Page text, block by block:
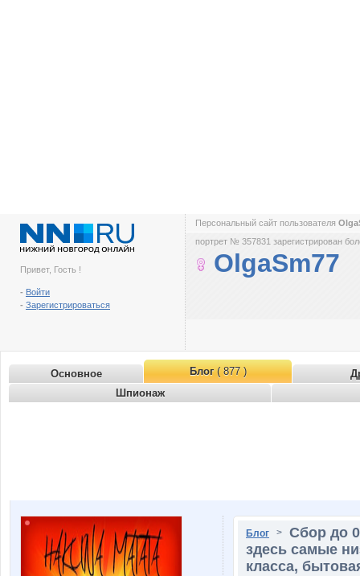
Привет, Гость !
- Войти
- Зарегистрироваться
Персональный сайт пользователя
портрет № 357831 зарегистрирован
OlgaSm77
Основное Блог( 877 )
Шпионаж
Блог > Сбор до
здесь самые
класса,